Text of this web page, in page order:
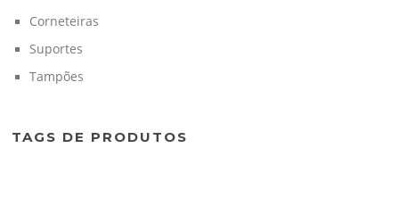
Corneteiras
Suportes
Tampões
TAGS DE PRODUTOS